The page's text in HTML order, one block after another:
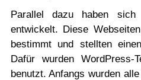
Parallel dazu haben sich
entwickelt. Diese
bestimmt und stellten
Dafür wurden WordPress-
benutzt. Anfangs wurden